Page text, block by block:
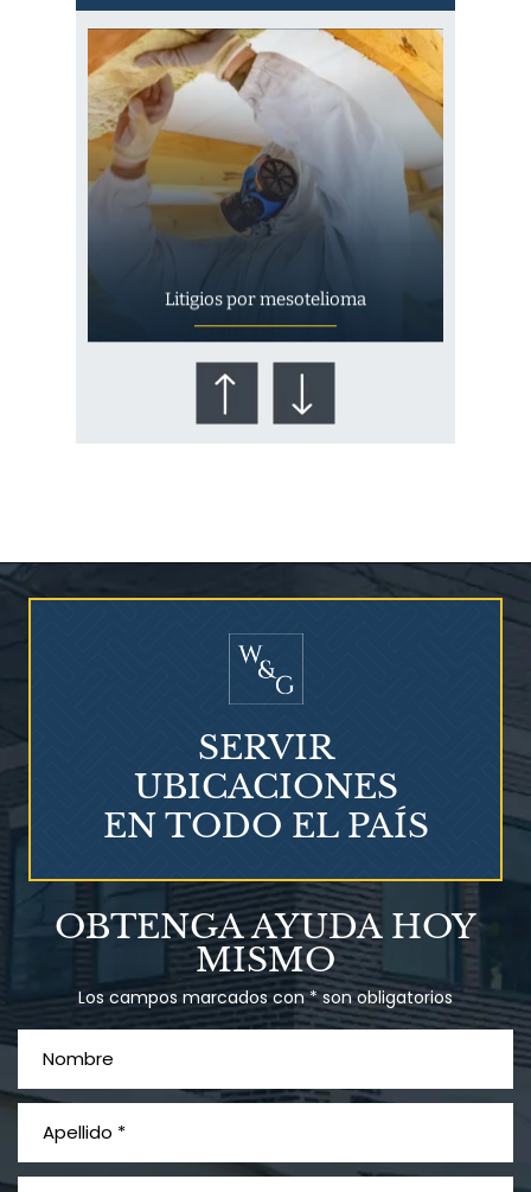
Litigios por mesotelioma
¿Quién corre el riesgo de
Talco en polvo
Ovary cancer
OBTENGA AYUDA HOY
MISMO
Los campos marcados con * son obligatorios
SERVIR
UBICACIONES
EN TODO EL PAÍS